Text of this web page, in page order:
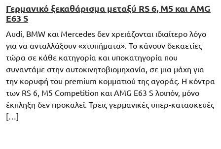
Γερμανικό ξεκαθάρισμα μεταξύ RS 6, M5 και AMG
E63 S
Audi, BMW και Mercedes δεν χρειάζονται ιδιαίτερο λόγο
για να ανταλλάξουν «χτυπήματα». Το κάνουν δεκαετίες
τώρα σε κάθε κατηγορία και υποκατηγορία που
συναντάμε στην αυτοκινητοβιομηχανία, σε μια μάχη για
την κορυφή του premium κομματιού της αγοράς. Η κόντρα
των RS 6, M5 Competition και AMG E63 S λοιπόν, μόνο
έκπληξη δεν προκαλεί. Τρεις γερμανικές υπερ-κατασκευές
[…]